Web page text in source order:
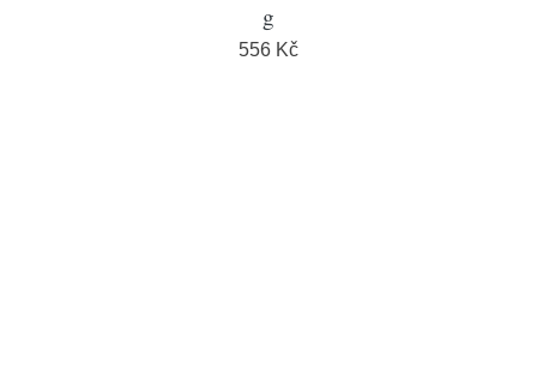
g
556 Kč